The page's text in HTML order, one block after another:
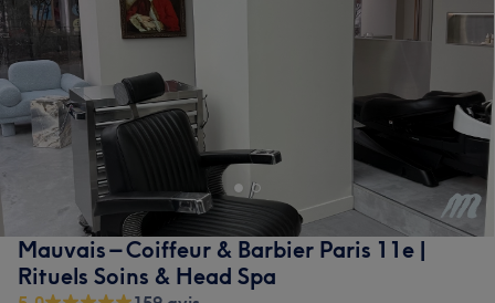
Mauvais – Coiffeur & Barbier Paris 11e |
Rituels Soins & Head Spa